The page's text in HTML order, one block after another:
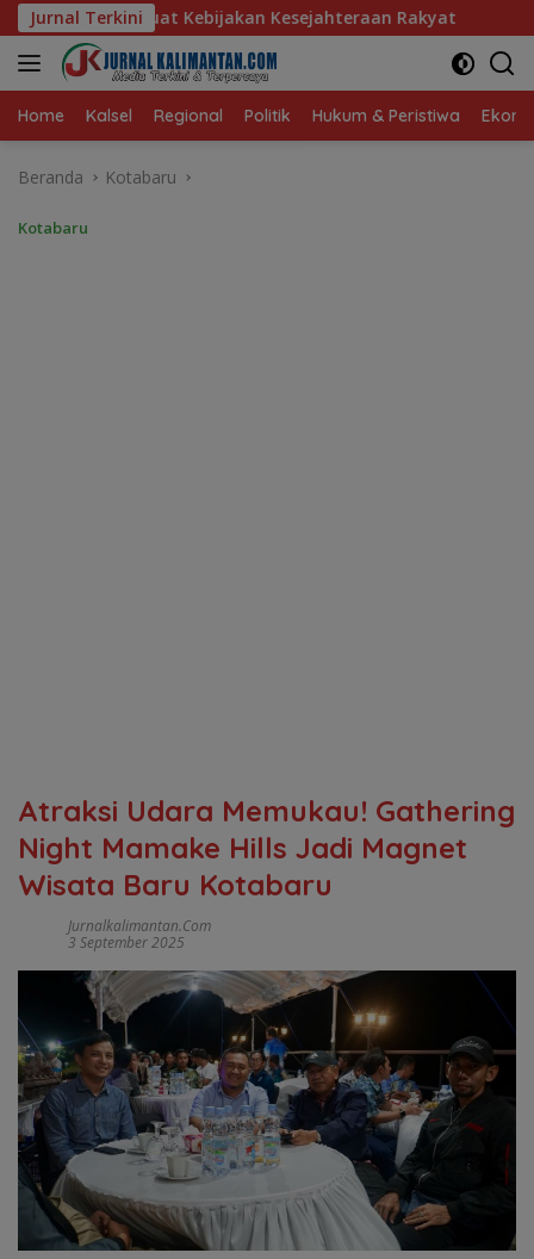
Langsung
ke
konten
Jurnal Terkini
Kesejahteraan Rakyat Baru 10 Persen, Aktivasi
Home Kalsel Regional Politik Hukum & Peristiwa
Beranda Kotabaru
Kotabaru
Atraksi Udara Memukau! Gathering
Night Mamake Hills Jadi Magnet
Wisata Baru Kotabaru
Jurnalkalimantan.com
3 September 2025